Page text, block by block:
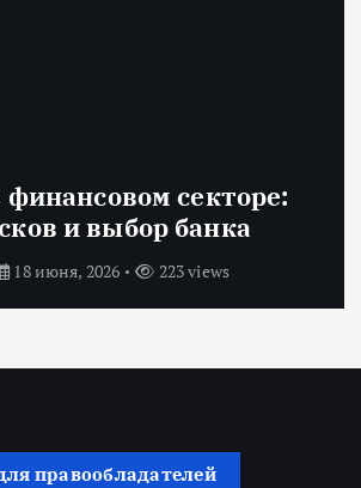
секторе:
и выбор банка
18 июня, 2026 223 views
правообладателей